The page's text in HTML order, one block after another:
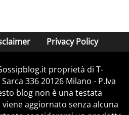
Privacy Policy
proprietà di T-
336 20126 Milano - P.Iva
blog non è una testata
aggiornato senza alcuna